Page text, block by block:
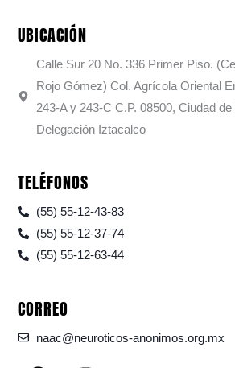
UBICACIÓN
Calle Sur 20 No. 336 Primer Piso.
Rojo Gómez) Col. Agrícola Oriental
243-A y 243-C C.P. 08500, Ciudad
Delegación Iztacalco
TELÉFONOS
(55) 55-12-43-83
(55) 55-12-37-74
(55) 55-12-63-44
CORREO
naac@neuroticos-anonimos.org.mx